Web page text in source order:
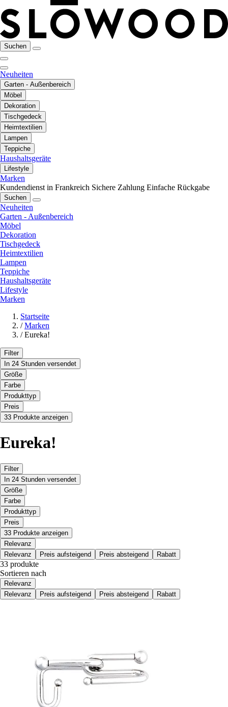
Suchen
Neuheiten
Garten - Außenbereich
Möbel
Dekoration
Tischgedeck
Heimtextilien
Lampen
Teppiche
Haushaltsgeräte
Lifestyle
Marken
Kundendienst in Frankreich Sichere Zahlung Einfache Rückgabe
Suchen
Neuheiten
Garten - Außenbereich
Möbel
Dekoration
Tischgedeck
Heimtextilien
Lampen
Teppiche
Haushaltsgeräte
Lifestyle
Marken
Startseite
/ Marken
/ Eureka!
Filter
In 24 Stunden versendet
Größe
Farbe
Produkttyp
Preis
33 Produkte anzeigen
Eureka!
Filter
In 24 Stunden versendet
Größe
Farbe
Produkttyp
Preis
33 Produkte anzeigen
Relevanz
Relevanz
Preis aufsteigend Preis absteigend Rabatt
33 produkte
Sortieren nach
Relevanz
Relevanz
Preis aufsteigend Preis absteigend Rabatt